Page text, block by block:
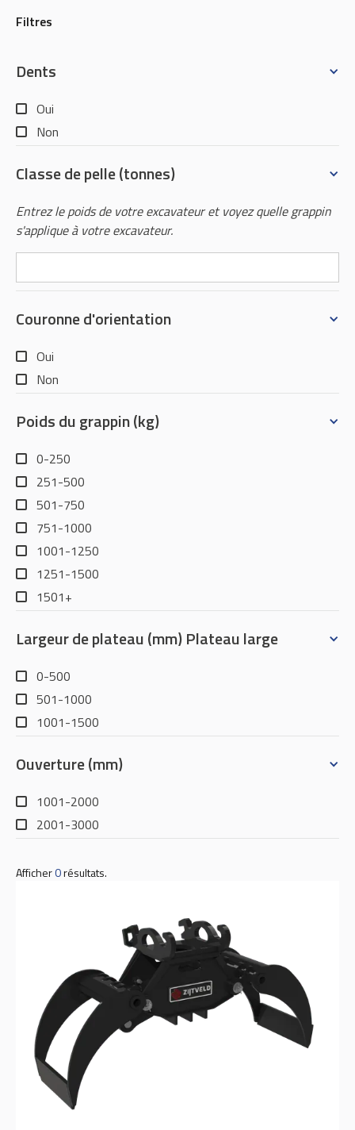
Filtres
Dents
Oui
Non
Classe de pelle (tonnes)
Entrez le poids de votre excavateur et voyez quelle grappin
s'applique à votre excavateur.
Couronne d'orientation
Oui
Non
Poids du grappin (kg)
0-250
251-500
501-750
751-1000
1001-1250
1251-1500
1501+
Largeur de plateau (mm) Plateau large
0-500
501-1000
1001-1500
Ouverture (mm)
1001-2000
2001-3000
Afficher0résultats.